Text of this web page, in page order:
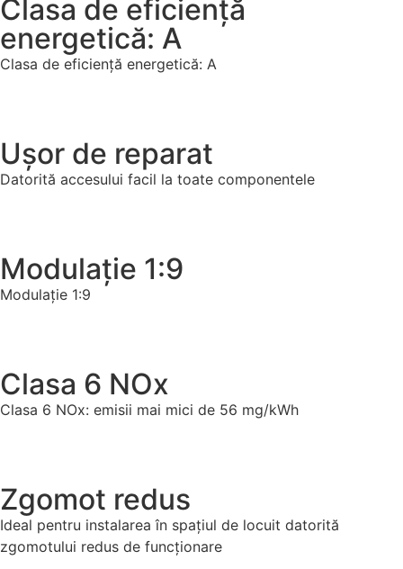
Clasa de eficiență
energetică: A
Clasa de eficiență energetică: A
Ușor de reparat
Datorită accesului facil la toate componentele
Modulație 1:9
Modulație 1:9
Clasa 6 NOx
Clasa 6 NOx: emisii mai mici de 56 mg/kWh
Zgomot redus
Ideal pentru instalarea în spațiul de locuit datorită
zgomotului redus de funcționare